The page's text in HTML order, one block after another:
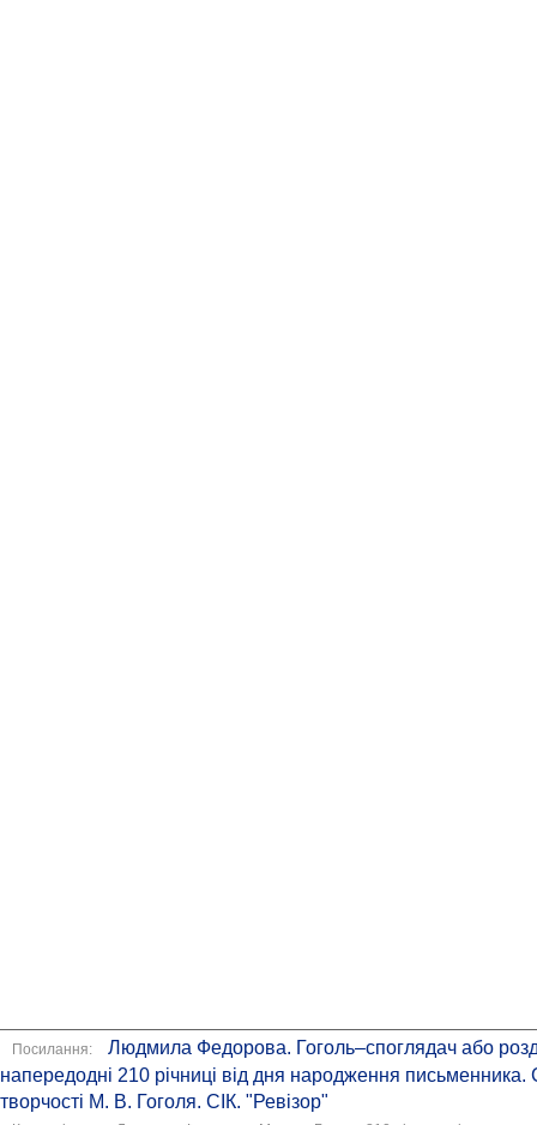
Посилання:
Людмила Федорова. Гоголь–споглядач або
напередодні 210 річниці від дня народження письменника.
творчості М. В. Гоголя. СІК. "Ревізор"